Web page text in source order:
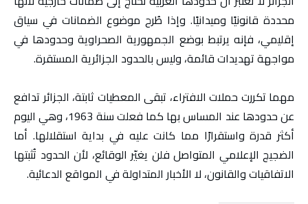
محددة قانونيًا وميدانيًا. وإذا طُرح موضوع الضمانات في سياق
إقليمي، فإنه يرتبط بوضع الجمهورية الصحراوية وحدودها في
مواجهة تهديدات قائمة، وليس بالحدود الجزائرية المستقرة.
مهما تكررت حملات الافتراء، تبقى المعطيات ثابتة، الجزائر تدافع
عن حدودها عند المساس بها كما فعلت سنة 1963، وهي اليوم
أكثر قدرة واستقرارًا مما كانت عليه في بداية استقلالها. أما
الضجيج الإعلامي المتواصل فلن يغيّر الوقائع، لأن الحدود تُثبتها
الاتفاقيات والقانون، لا الأخبار المتداولة في المواقع الدعائية.